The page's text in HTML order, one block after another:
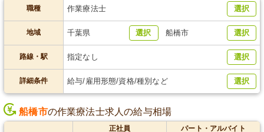
職種 作業療法士 選択
地域 千葉県 選択 船橋市 選択
路線・駅 指定なし 選択
詳細条件 給与/雇用形態/資格/種別など 選択
船橋市の作業療法士求人の給与相場
正社員 パート・アルバイト